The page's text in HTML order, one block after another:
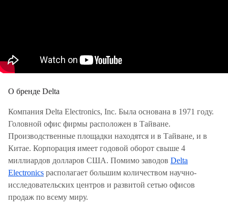
О бренде Delta
Компания Delta Electronics, Inc. Была основана в 1971 году.
Головной офис фирмы расположен в Тайване.
Производственные площадки находятся и в Тайване, и в
Китае. Корпорация имеет годовой оборот свыше 4
миллиардов долларов США. Помимо заводов Delta
Electronics располагает большим количеством научно-
исследовательских центров и развитой сетью офисов
продаж по всему миру.